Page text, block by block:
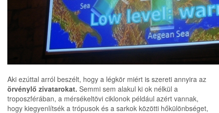
Aki ezúttal arról beszélt, hogy a légkör miért is szereti annyira az
örvénylő zivatarokat. Semmi sem alakul ki ok nélkül a
troposzférában, a mérsékeltövi ciklonok például azért vannak,
hogy kiegyenlítsék a trópusok és a sarkok közötti hőkülönbséget,